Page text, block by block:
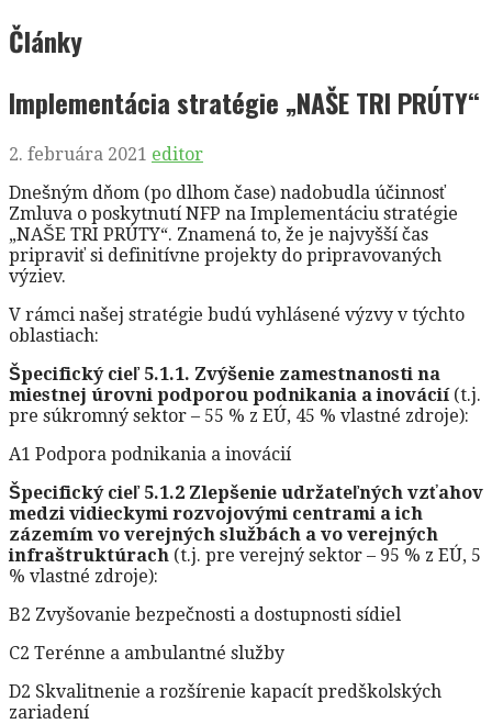
Články
Implementácia stratégie „NAŠE TRI PRÚTY“
2. februára 2021 editor
Dnešným dňom (po dlhom čase) nadobudla účinnosť
Zmluva o poskytnutí NFP na Implementáciu stratégie
„NAŠE TRI PRÚTY“. Znamená to, že je najvyšší čas
pripraviť si definitívne projekty do pripravovaných
výziev.
V rámci našej stratégie budú vyhlásené výzvy v týchto
oblastiach:
Špecifický cieľ 5.1.1. Zvýšenie zamestnanosti na
miestnej úrovni podporou podnikania a inovácií (t.j.
pre súkromný sektor – 55 % z EÚ, 45 % vlastné zdroje):
A1 Podpora podnikania a inovácií
Špecifický cieľ 5.1.2 Zlepšenie udržateľných vzťahov
medzi vidieckymi rozvojovými centrami a ich
zázemím vo verejných službách a vo verejných
infraštruktúrach (t.j. pre verejný sektor – 95 % z EÚ, 5
% vlastné zdroje):
B2 Zvyšovanie bezpečnosti a dostupnosti sídiel
C2 Terénne a ambulantné služby
D2 Skvalitnenie a rozšírenie kapacít predškolských
zariadení